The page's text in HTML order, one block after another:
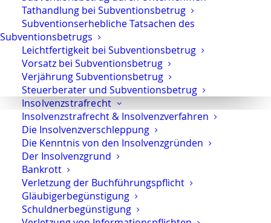
Tathandlung bei Subventionsbetrug
Subventionserhebliche Tatsachen des
Subventionsbetrugs
Leichtfertigkeit bei Subventionsbetrug
Vorsatz bei Subventionsbetrug
Verjährung Subventionsbetrug
Steuerberater und Subventionsbetrug
Insolvenzstrafrecht
Insolvenzstrafrecht & Insolvenzverfahren
Die Insolvenzverschleppung
Die Kenntnis von den Insolvenzgründen
Der Insolvenzgrund
Bankrott
Verletzung der Buchführungspflicht
Gläubigerbegünstigung
Schuldnerbegünstigung
Untreue Anwalt
Betrug Berlin
Subventionsbetrug – Was Betroffene wissen
sollten
Sportwettbetrug